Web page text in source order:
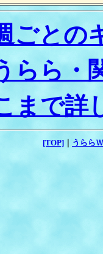
ごとの
らら・
まで詳
[TOP] うらら